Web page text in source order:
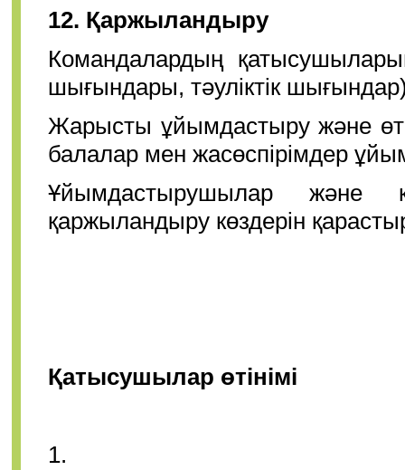
12. Қаржыландыру
Командалардың
шығындары, тәуліктік
Жарысты ұйымдастыру және
балалар мен жасөспірімдер
Ұйымдастырушылар және
қаржыландыру көздерін
Қатысушылар өтінімі
1.